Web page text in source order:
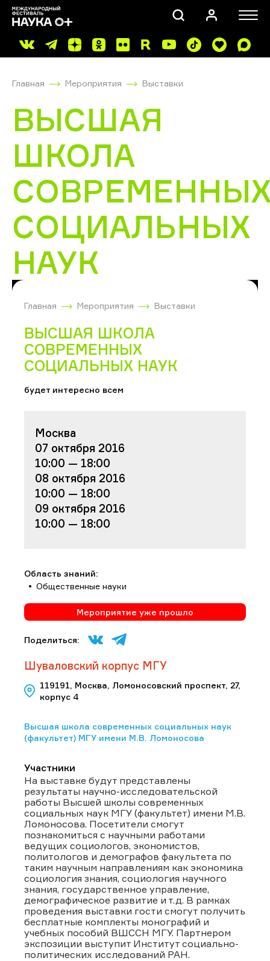
Главная Мероприятия Выставки
ВЫСШАЯ
ШКОЛА
СОЦИАЛЬНЫХ
НАУК
Главная Мероприятия Выставки
ВЫСШАЯ ШКОЛА
СОВРЕМЕННЫХ
СОЦИАЛЬНЫХ НАУК
будет интересно всем
Москва
07 октября 2016
10:00 — 18:00
08 октября 2016
10:00 — 18:00
09 октября 2016
10:00 — 18:00
Область знаний:
Общественные науки
Мероприятие уже прошло
Поделиться:
Шуваловский корпус МГУ
119191, Москва, Ломоносовский проспект, 27,
корпус 4
Высшая школа современных социальных наук
(факультет) МГУ имени М.В. Ломоносова
Участники
На выставке будут представлены
результаты научно-исследовательской
работы Высшей школы современных
социальных наук МГУ (факультет) имени М.В.
Ломоносова. Посетители смогут
познакомиться с научными работами
ведущих социологов, экономистов,
политологов и демографов факультета по
таким научным направлениям как экономика
социология знания, социология научного
знания, государственное управление,
демографическое развитие и т.д. В рамках
проведения выставки гости смогут получить
бесплатные комплекты монографий и
учебных пособий ВШССН МГУ. Партнером
экспозиции выступит Институт социально-
политических исследований РАН.